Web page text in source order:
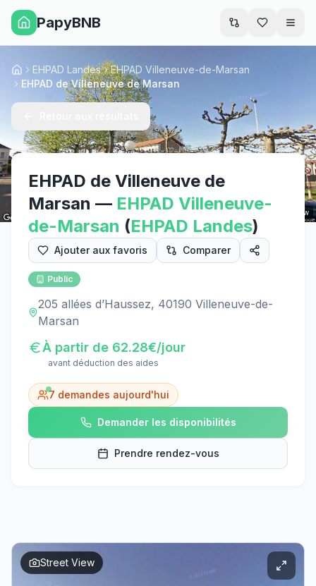
PapyBNB
Street View
AccueilEHPAD Landes
EHPAD Villeneuve-de-Marsan
EHPAD de Villeneuve de Marsan
EHPAD de Villeneuve de
Marsan — EHPAD Villeneuve-
de-Marsan (EHPAD Landes)
Ajouter aux favoris Comparer
Public
205 allées d’Haussez, 40190 Villeneuve-de-
Marsan
À partir de 62.28€/jour
avant déduction des aides
7 demandes aujourd'hui
Demander les disponibilités
Prendre rendez-vous
Street View